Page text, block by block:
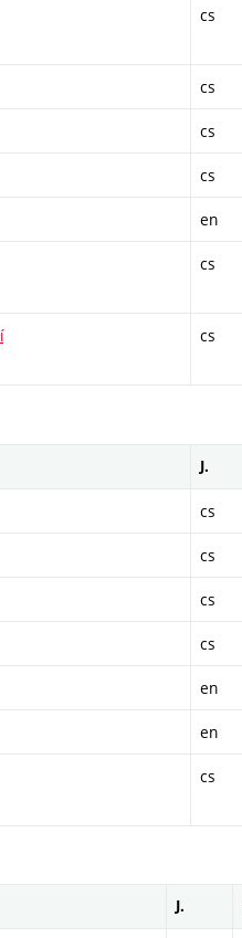
cs
cs
cs
cs
en
cs
cs
J.
cs
cs
cs
cs
en
en
cs
J.